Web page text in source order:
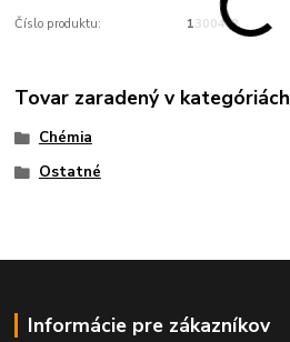
Číslo produktu: 13004-2
Tovar zaradený v kategóriách
Chémia
Ostatné
Informácie pre zákazníkov